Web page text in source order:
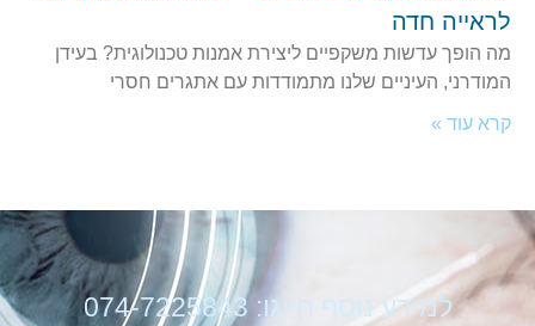
לראייה חדה
מה הופך עדשות משקפיים ליצירת אמנות טכנולוגית? בעידן
המודרני, העיניים שלנו מתמודדות עם אתגרים חסרי
קרא עוד »
למידע נוסף חייגו: 074-7225843